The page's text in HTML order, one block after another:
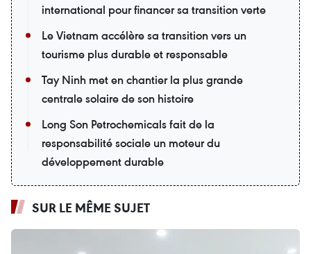
international pour financer sa transition verte
Le Vietnam accélère sa transition vers un
tourisme plus durable et responsable
Tay Ninh met en chantier la plus grande
centrale solaire de son histoire
Long Son Petrochemicals fait de la
responsabilité sociale un moteur du
développement durable
SUR LE MÊME SUJET